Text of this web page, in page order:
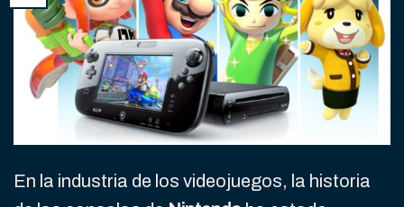
En la industria de los videojuegos, la historia